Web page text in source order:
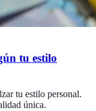
tu estilo
tu estilo personal.
única.